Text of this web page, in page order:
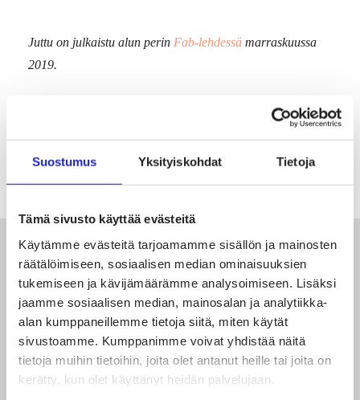
Suostumus Yksityiskohdat Tietoja
Tämä sivusto käyttää evästeitä
Käytämme evästeitä tarjoamamme sisällön ja mainosten
räätälöimiseen, sosiaalisen median ominaisuuksien
tukemiseen ja kävijämäärämme analysoimiseen. Lisäksi
jaamme sosiaalisen median, mainosalan ja analytiikka-
alan kumppaneillemme tietoja siitä, miten käytät
sivustoamme. Kumppanimme voivat yhdistää näitä
tietoja muihin tietoihin, joita olet antanut heille tai joita on
kerätty, kun olet käyttänyt heidän palvelujaan.
Juttu on julkaistu alun perin Fab-lehdessä marraskuussa
2019.
Lue seuraavaksi